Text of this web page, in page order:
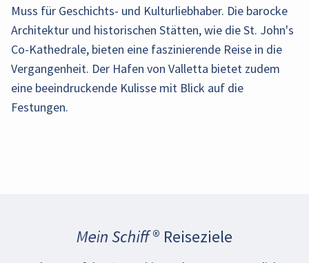
Muss für Geschichts- und Kulturliebhaber. Die barocke
Architektur und historischen Stätten, wie die St. John's
Co-Kathedrale, bieten eine faszinierende Reise in die
Vergangenheit. Der Hafen von Valletta bietet zudem
eine beeindruckende Kulisse mit Blick auf die
Festungen.
Mein Schiff ® Reiseziele